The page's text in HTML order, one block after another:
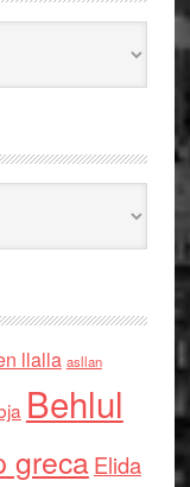
llalla asllan
Behlul
grecaElida